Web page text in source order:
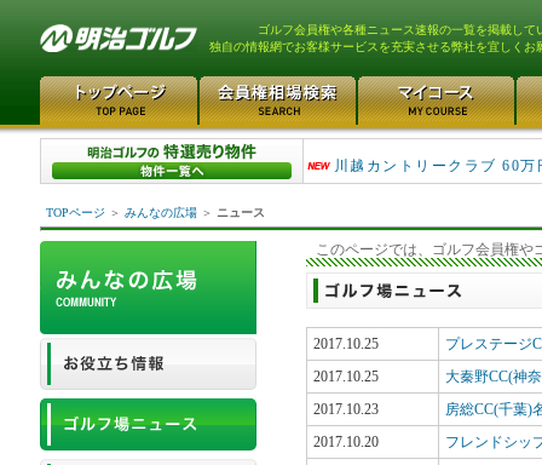
ゴルフ会員権や各種ニュース速報の一覧を掲載して
独自の情報網でお客様サービスを充実させる弊社を宜しくお
津久井湖ゴルフ倶楽部 80万
川越カントリークラブ 60万
TOPページ ＞ みんなの広場 ＞ ニュース
このページでは、ゴルフ会員権や
2017.10.25
プレステージ
2017.10.25
大秦野CC(神
2017.10.23
房総CC(千葉)
2017.10.20
フレンドシッ